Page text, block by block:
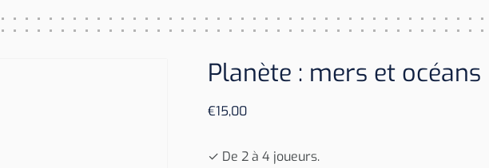
Planète : mers et océans
€15,00
✓ De 2 à 4 joueurs.